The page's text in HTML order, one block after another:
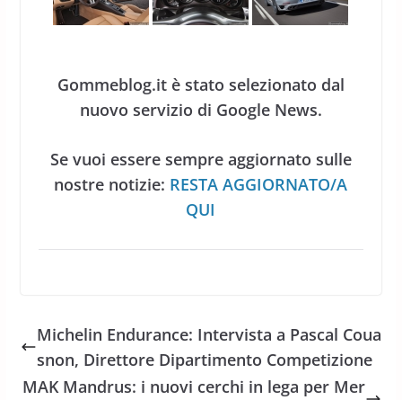
Gommeblog.it è stato selezionato dal
nuovo servizio di Google News.
Se vuoi essere sempre aggiornato sulle
nostre notizie: RESTA AGGIORNATO/A
QUI
Michelin Endurance: Intervista a Pascal Coua
snon, Direttore Dipartimento Competizione
MAK Mandrus: i nuovi cerchi in lega per Mer